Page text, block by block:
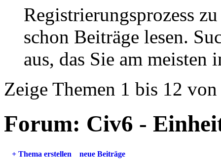
Registrierungsprozess
schon Beiträge lesen.
aus, das Sie am meisten
Zeige Themen 1 bis 12
Forum: Civ6 -
+ Thema erstellen neue Beiträge